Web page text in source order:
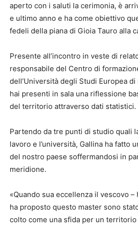
aperto con i saluti la cerimonia, è
e ultimo anno e ha come obiettivo
fedeli della piana di Gioia Tauro alla
Presente all’incontro in veste di
responsabile del Centro di
dell’Università degli Studi Europea di
hai presenti in sala una riflessione
del territorio attraverso dati statistici.
Partendo da tre punti di studio quali
lavoro e l’università, Gallina ha fatto
del nostro paese soffermandosi in
meridione.
«Quando sua eccellenza il vescovo –
ha proposto questo master sono
colto come una sfida per un